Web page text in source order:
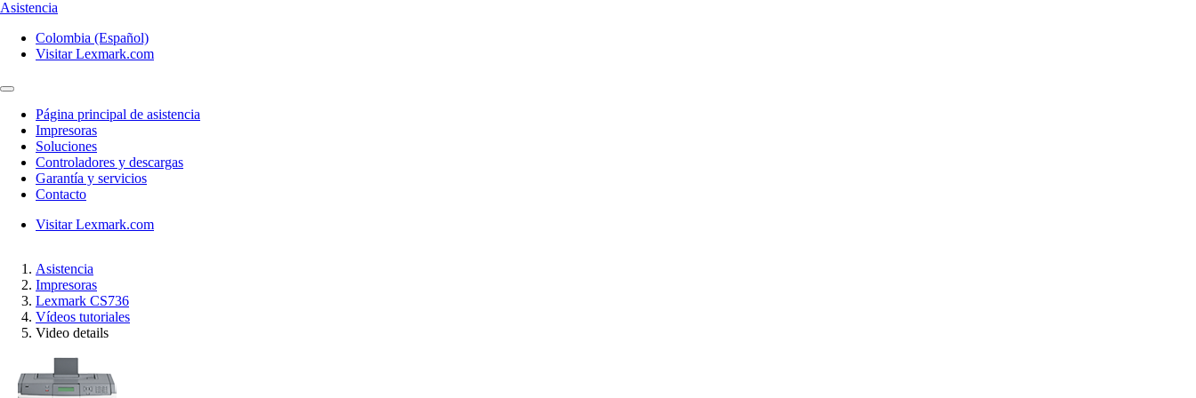
Asistencia
Colombia (Español)
Visitar Lexmark.com
Página principal de asistencia
Impresoras
Soluciones
Controladores y descargas
Garantía y servicios
Contacto
Visitar Lexmark.com
Asistencia
Impresoras
Lexmark CS736
Vídeos tutoriales
Video details